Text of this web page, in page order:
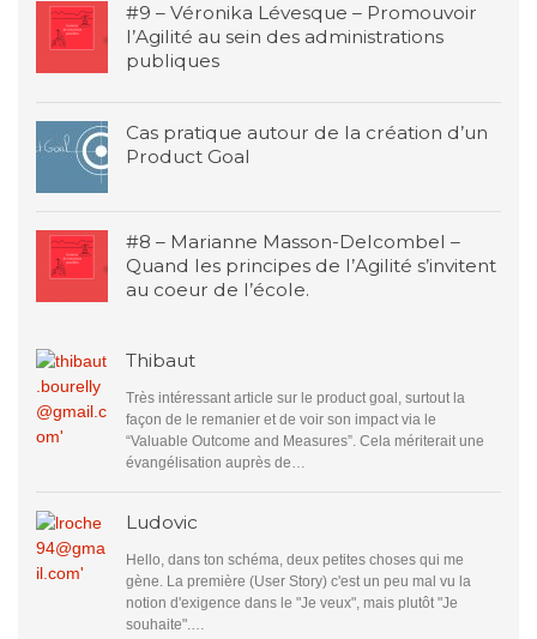
#9 – Véronika Lévesque – Promouvoir
l’Agilité au sein des administrations
publiques
Cas pratique autour de la création d’un
Product Goal
#8 – Marianne Masson-Delcombel –
Quand les principes de l’Agilité s’invitent
au coeur de l’école.
Thibaut
Très intéressant article sur le product goal, surtout la
façon de le remanier et de voir son impact via le
“Valuable Outcome and Measures”. Cela mériterait une
évangélisation auprès de…
Ludovic
Hello, dans ton schéma, deux petites choses qui me
gène. La première (User Story) c'est un peu mal vu la
notion d'exigence dans le "Je veux", mais plutôt "Je
souhaite".…